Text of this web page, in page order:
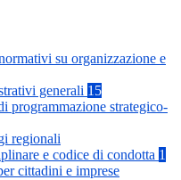
su organizzazione e
generali 15
programmazione strategico-
regionali
e codice di condotta 1
cittadini e imprese